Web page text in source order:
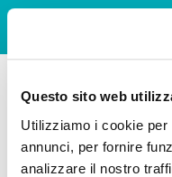
Questo sito web
Utilizziamo i cookie
annunci, per fornire
analizzare il nostro